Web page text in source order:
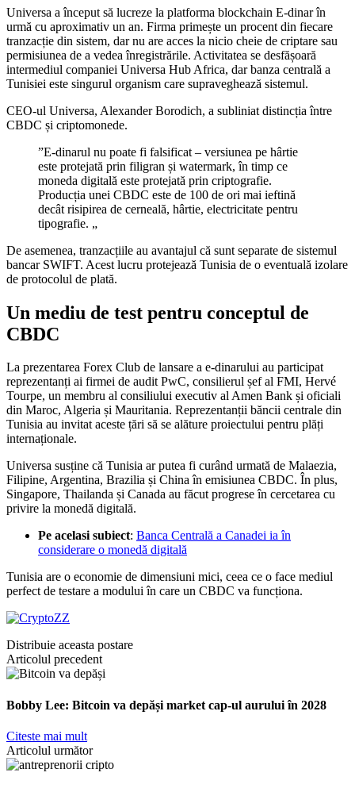
Universa a început să lucreze la platforma blockchain E-dinar în
urmă cu aproximativ un an. Firma primește un procent din fiecare
tranzacție din sistem, dar nu are acces la nicio cheie de criptare sau
permisiunea de a vedea înregistrările. Activitatea se desfășoară
intermediul companiei Universa Hub Africa, dar banza centrală a
Tunisiei este singurul organism care supraveghează sistemul.
CEO-ul Universa, Alexander Borodich, a subliniat distincția între
CBDC și criptomonede.
”E-dinarul nu poate fi falsificat – versiunea pe hârtie
este protejată prin filigran și watermark, în timp ce
moneda digitală este protejată prin criptografie.
Producția unei CBDC este de 100 de ori mai ieftină
decât risipirea de cerneală, hârtie, electricitate pentru
tipografie. „
De asemenea, tranzacțiile au avantajul că sunt separate de sistemul
bancar SWIFT. Acest lucru protejează Tunisia de o eventuală izolare
de protocolul de plată.
Un mediu de test pentru conceptul de
CBDC
La prezentarea Forex Club de lansare a e-dinarului au participat
reprezentanți ai firmei de audit PwC, consilierul șef al FMI, Hervé
Tourpe, un membru al consiliului executiv al Amen Bank și oficiali
din Maroc, Algeria și Mauritania. Reprezentanții băncii centrale din
Tunisia au invitat aceste țări să se alăture proiectului pentru plăți
internaționale.
Universa susține că Tunisia ar putea fi curând urmată de Malaezia,
Filipine, Argentina, Brazilia și China în emisiunea CBDC. În plus,
Singapore, Thailanda și Canada au făcut progrese în cercetarea cu
privire la monedă digitală.
Pe acelasi subiect: Banca Centrală a Canadei ia în
considerare o monedă digitală
Tunisia are o economie de dimensiuni mici, ceea ce o face mediul
perfect de testare a modului în care un CBDC va funcționa.
Distribuie aceasta postare
Articolul precedent
Bobby Lee: Bitcoin va depăși market cap-ul aurului în 2028
Citeste mai mult
Articolul următor